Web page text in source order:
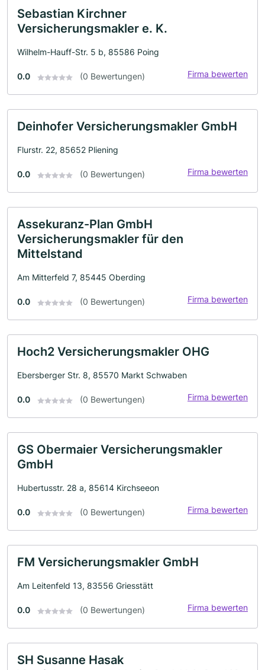
Sebastian Kirchner
Versicherungsmakler e. K.
Wilhelm-Hauff-Str. 5 b, 85586 Poing
0.0 (0 Bewertungen) Firma bewerten
Deinhofer Versicherungsmakler GmbH
Flurstr. 22, 85652 Pliening
0.0 (0 Bewertungen) Firma bewerten
Assekuranz-Plan GmbH
Versicherungsmakler für den
Mittelstand
Am Mitterfeld 7, 85445 Oberding
0.0 (0 Bewertungen) Firma bewerten
Hoch2 Versicherungsmakler OHG
Ebersberger Str. 8, 85570 Markt Schwaben
0.0 (0 Bewertungen) Firma bewerten
GS Obermaier Versicherungsmakler
GmbH
Hubertusstr. 28 a, 85614 Kirchseeon
0.0 (0 Bewertungen) Firma bewerten
FM Versicherungsmakler GmbH
Am Leitenfeld 13, 83556 Griesstätt
0.0 (0 Bewertungen) Firma bewerten
SH Susanne Hasak